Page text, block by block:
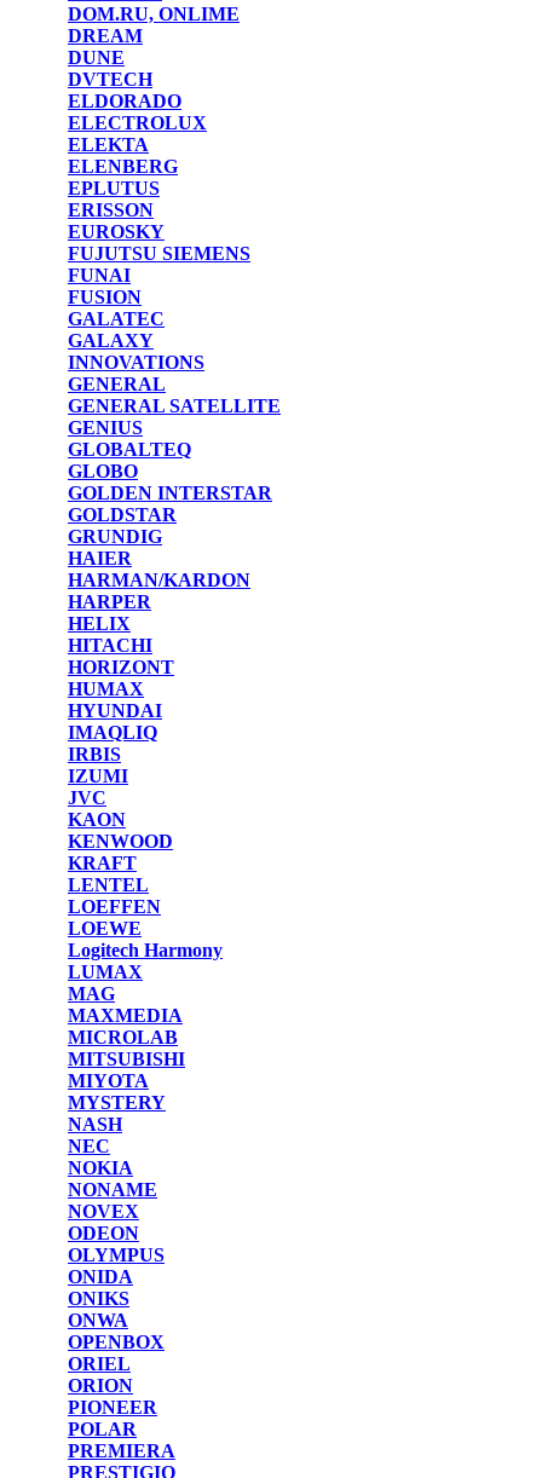
DOM.RU, ONLIME
DREAM
DUNE
DVTECH
ELDORADO
ELECTROLUX
ELEKTA
ELENBERG
EPLUTUS
ERISSON
EUROSKY
FUJUTSU SIEMENS
FUNAI
FUSION
GALATEC
GALAXY
INNOVATIONS
GENERAL
GENERAL SATELLITE
GENIUS
GLOBALTEQ
GLOBO
GOLDEN INTERSTAR
GOLDSTAR
GRUNDIG
HAIER
HARMAN/KARDON
HARPER
HELIX
HITACHI
HORIZONT
HUMAX
HYUNDAI
IMAQLIQ
IRBIS
IZUMI
JVC
KAON
KENWOOD
KRAFT
LENTEL
LOEFFEN
LOEWE
Logitech Harmony
LUMAX
MAG
MAXMEDIA
MICROLAB
MITSUBISHI
MIYOTA
MYSTERY
NASH
NEC
NOKIA
NONAME
NOVEX
ODEON
OLYMPUS
ONIDA
ONIKS
ONWA
OPENBOX
ORIEL
ORION
PIONEER
POLAR
PREMIERA
PRESTIGIO